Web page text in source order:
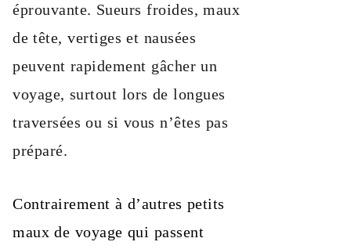
éprouvante. Sueurs froides, maux
de tête, vertiges et nausées
peuvent rapidement gâcher un
voyage, surtout lors de longues
traversées ou si vous n’êtes pas
préparé.
Contrairement à d’autres petits
maux de voyage qui passent